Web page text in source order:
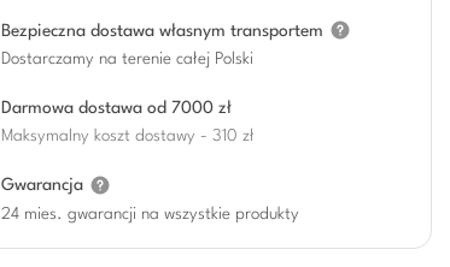
Bezpieczna dostawa własnym transportem
Dostarczamy na terenie całej Polski
Darmowa dostawa od 7000 zł
Maksymalny koszt dostawy - 310 zł
Gwarancja
24 mies. gwarancji na wszystkie produkty